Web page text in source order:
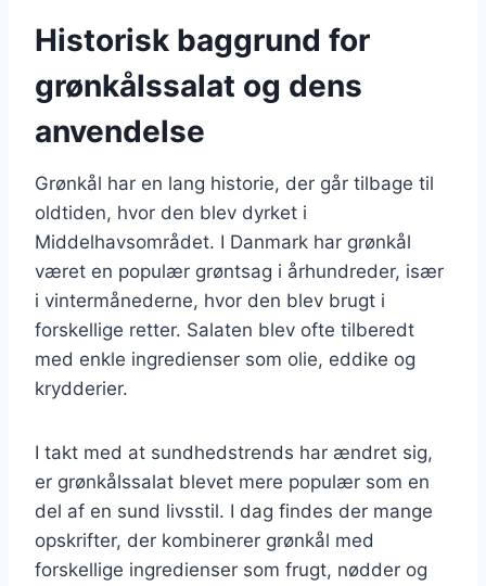
Historisk baggrund for
grønkålssalat og dens
anvendelse
Grønkål har en lang historie, der går tilbage til
oldtiden, hvor den blev dyrket i
Middelhavsområdet. I Danmark har grønkål
været en populær grøntsag i århundreder, især
i vintermånederne, hvor den blev brugt i
forskellige retter. Salaten blev ofte tilberedt
med enkle ingredienser som olie, eddike og
krydderier.
I takt med at sundhedstrends har ændret sig,
er grønkålssalat blevet mere populær som en
del af en sund livsstil. I dag findes der mange
opskrifter, der kombinerer grønkål med
forskellige ingredienser som frugt, nødder og